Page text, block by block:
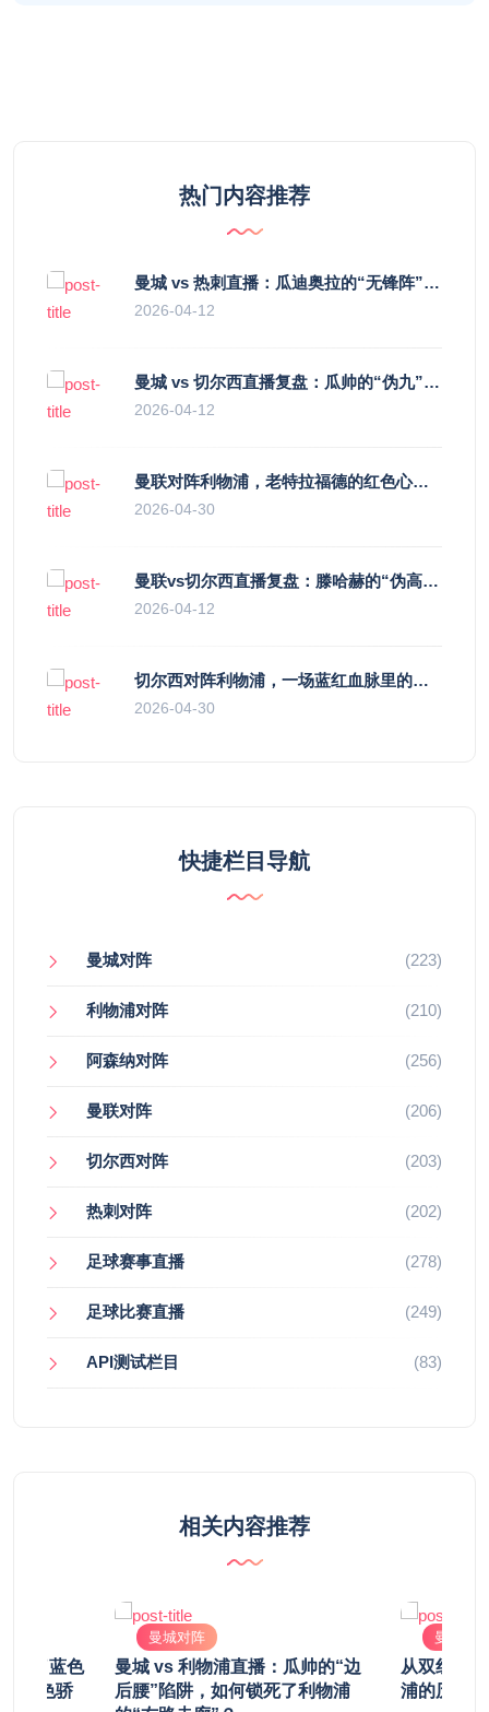
热门内容推荐
曼城 vs 热刺直播：瓜迪奥拉的“无锋阵”是天才设计还是自废武功？
2026-04-12
曼城 vs 切尔西直播复盘：瓜帅的“伪九”陷阱，如何绞杀蓝军的“三中卫”？
2026-04-12
曼联对阵利物浦，老特拉福德的红色心跳与蓝色暗涌
2026-04-30
曼联vs切尔西直播复盘：滕哈赫的“伪高位”与波切蒂诺的“无锋阵”，谁更拧巴？
2026-04-12
切尔西对阵利物浦，一场蓝红血脉里的恩怨与忠诚
2026-04-30
快捷栏目导航
曼城对阵 (223)
利物浦对阵 (210)
阿森纳对阵 (256)
曼联对阵 (206)
切尔西对阵 (203)
热刺对阵 (202)
足球赛事直播 (278)
足球比赛直播 (249)
API测试栏目 (83)
相关内容推荐
证了蓝色
红色骄
曼城对阵
曼城 vs 利物浦直播：瓜帅的“边
后腰”陷阱，如何锁死了利物浦
曼城对
从双红会
浦的历史